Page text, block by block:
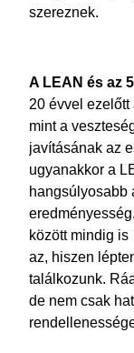
szereznek.
A LEAN és az
20 évvel
mint a
javításának az
ugyanakkor a
hangsúlyosabb
között mindig
az, hiszen
találkozunk.
de nem csak